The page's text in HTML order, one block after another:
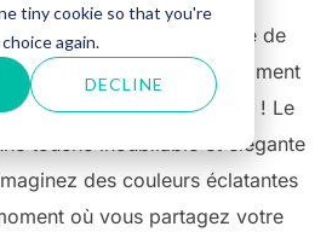
tiny cookie so that you're
again.
DECLINE
en un véritable conte de
spectaculaire
, un moment
votre union pour toujours ! Le
touche inoubliable et élégante
des couleurs éclatantes
où vous partagez votre